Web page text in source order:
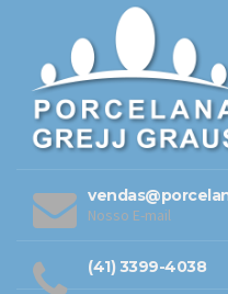
Nosso E-mail
(41) 3399-4038